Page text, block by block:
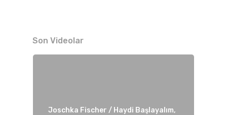
Son Videolar
Joschka Fischer / Haydi Başlayalım,